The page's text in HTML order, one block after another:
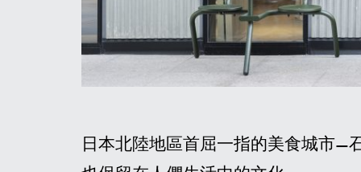
日本北陸地區首屈一指的美食城市—